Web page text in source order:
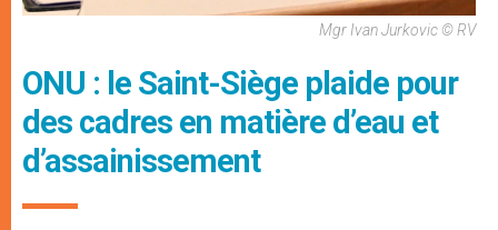
Mgr Ivan Jurkovic © RV
ONU : le Saint-Siège plaide pour
des cadres en matière d’eau et
d’assainissement